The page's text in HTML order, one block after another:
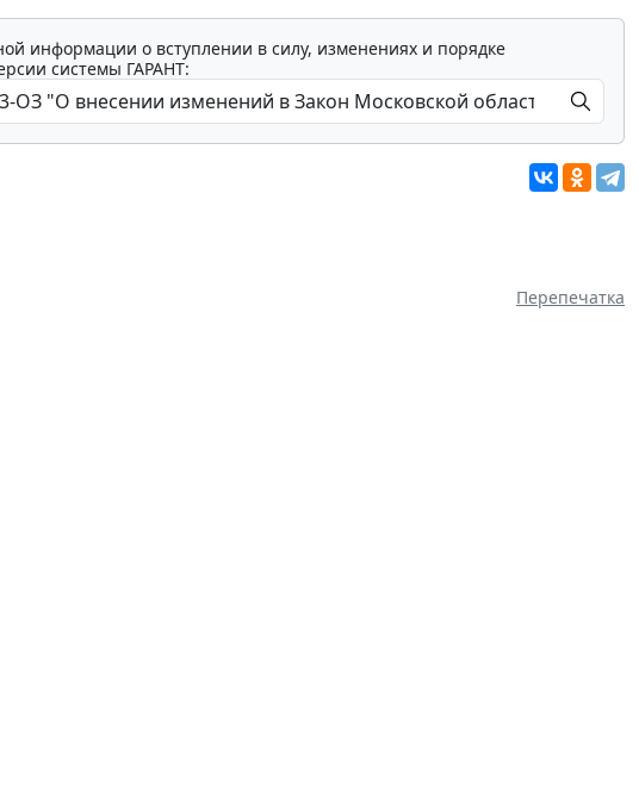
информации о вступлении в силу, изменениях и порядке
системы ГАРАНТ:
Перепечатка